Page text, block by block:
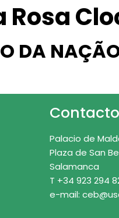
Rosa
DA
Contacto
Palacio de
Plaza de San
Salamanca
T +34 923 294
e-mail: